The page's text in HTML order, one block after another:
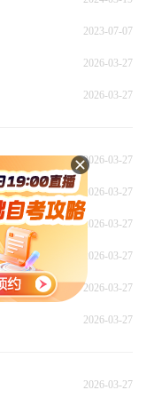
2023-07-07
2026-03-27
2026-03-27
2026-03-27
2026-03-27
2026-03-27
2026-03-27
2026-03-27
2026-03-27
2026-03-27